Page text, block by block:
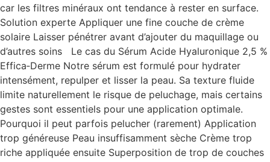
car les filtres minéraux ont tendance à rester en surface.
Solution experte Appliquer une fine couche de crème
solaire Laisser pénétrer avant d’ajouter du maquillage ou
d’autres soins Le cas du Sérum Acide Hyaluronique 2,5 %
Effica‑Derme Notre sérum est formulé pour hydrater
intensément, repulper et lisser la peau. Sa texture fluide
limite naturellement le risque de peluchage, mais certains
gestes sont essentiels pour une application optimale.
Pourquoi il peut parfois pelucher (rarement) Application
trop généreuse Peau insuffisamment sèche Crème trop
riche appliquée ensuite Superposition de trop de couches